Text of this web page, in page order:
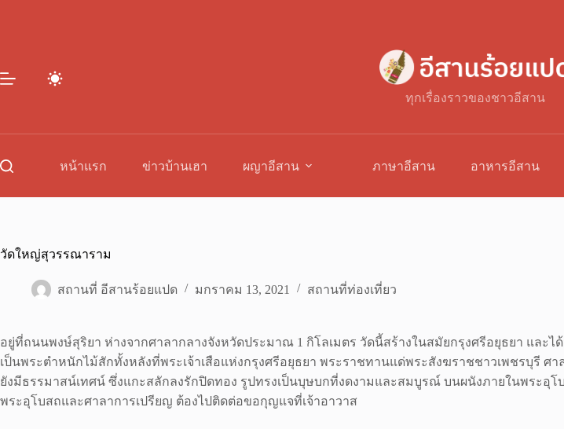
ทุกเรื่องราวของชาวอีสาน
หน้าแรก ข่าวบ้านเฮา ผญาอีสาน ภาษาอีสาน อาหารอีสาน
วัดใหญ่สุวรรณาราม
สถานที่ อีสานร้อยแปด มกราคม 13, 2021 สถานที่ท่องเที่ยว
อยู่ที่ถนนพงษ์สุริยา ห่างจากศาลากลางจังหวัดประมาณ 1 กิโลเมตร วัดนี้สร้างในสมัยกรุงศรีอยุธยา และ
เป็นพระตำหนักไม้สักทั้งหลังที่พระเจ้าเสือแห่งกรุงศรีอยุธยา พระราชทานแด่พระสังฆราชชาวเพชรบุรี
ยังมีธรรมาสน์เทศน์ ซึ่งแกะสลักลงรักปิดทอง รูปทรงเป็นบุษบกที่งดงามและสมบูรณ์ บนผนังภายในพระอุ
พระอุโบสถและศาลาการเปรียญ ต้องไปติดต่อขอกุญแจที่เจ้าอาวาส